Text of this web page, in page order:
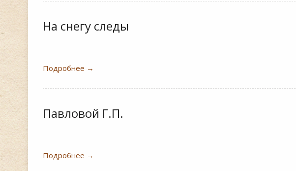
На снегу следы
Подробнее →
Павловой Г.П.
Подробнее →